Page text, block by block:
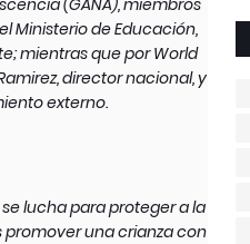
(GANA), miembros
Ministerio de Educación,
mientras que por World
director nacional, y
externo.
lucha para proteger a la
promover una crianza con